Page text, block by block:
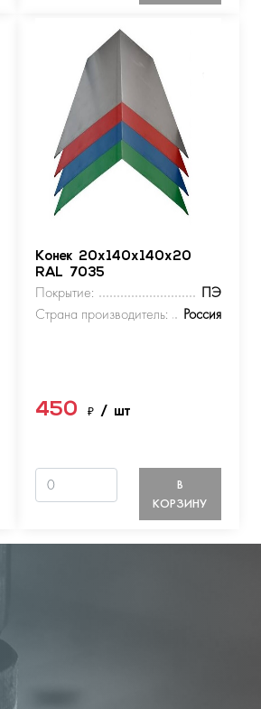
Конек 20х140х140х20
RAL 7035
Покрытие:
ПЭ
Страна производитель:
Россия
450 ₽ / шт
В
КОРЗИНУ